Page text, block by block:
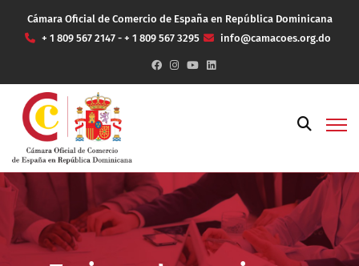
Cámara Oficial de Comercio de España en República Dominicana
+ 1 809 567 2147 - + 1 809 567 3295
info@camacoes.org.do